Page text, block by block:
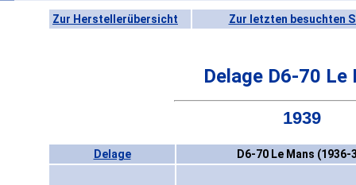
Zur Herstellerübersicht Zur letzten besuchten
Delage D6-70 Le
1939
Delage D6-70 Le Mans (1936-